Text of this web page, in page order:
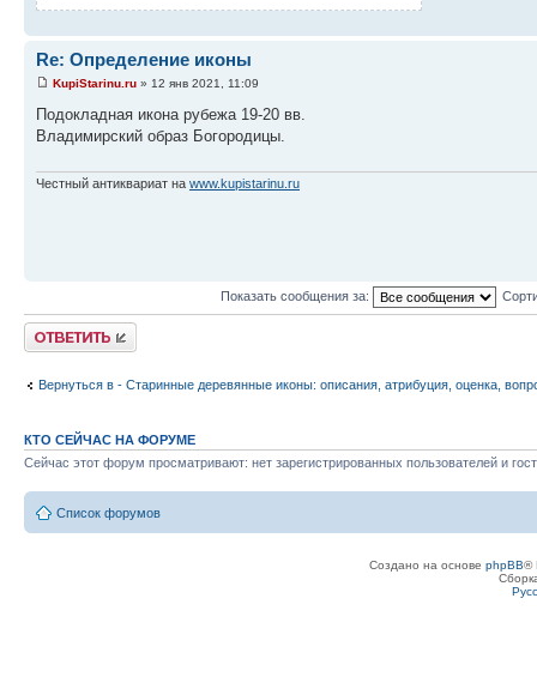
Re: Определение иконы
KupiStarinu.ru » 12 янв 2021, 11:09
Подокладная икона рубежа 19-20 вв.
Владимирский образ Богородицы.
Честный антиквариат на www.kupistarinu.ru
Показать сообщения за:
Ответить
Вернуться в - Старинные деревянные иконы: описания, атрибуция, оценка,
КТО СЕЙЧАС НА ФОРУМЕ
Сейчас этот форум просматривают: нет зарегистрированных пользователей и
Список форумов
Создано на основе phpBB®